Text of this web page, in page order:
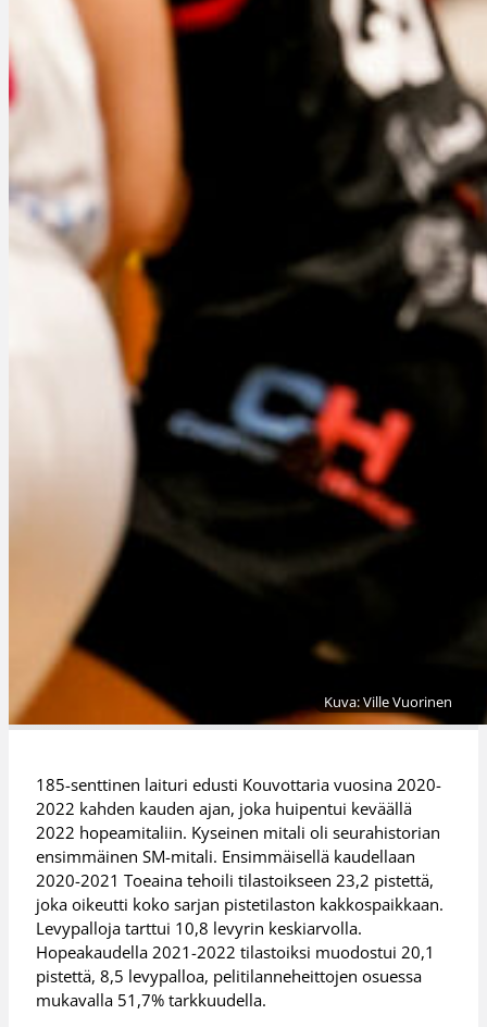
Kuva: Ville Vuorinen
185-senttinen laituri edusti Kouvottaria vuosina 2020-
2022 kahden kauden ajan, joka huipentui keväällä
2022 hopeamitaliin. Kyseinen mitali oli seurahistorian
ensimmäinen SM-mitali. Ensimmäisellä kaudellaan
2020-2021 Toeaina tehoili tilastoikseen 23,2 pistettä,
joka oikeutti koko sarjan pistetilaston kakkospaikkaan.
Levypalloja tarttui 10,8 levyrin keskiarvolla.
Hopeakaudella 2021-2022 tilastoiksi muodostui 20,1
pistettä, 8,5 levypalloa, pelitilanneheittojen osuessa
mukavalla 51,7% tarkkuudella.